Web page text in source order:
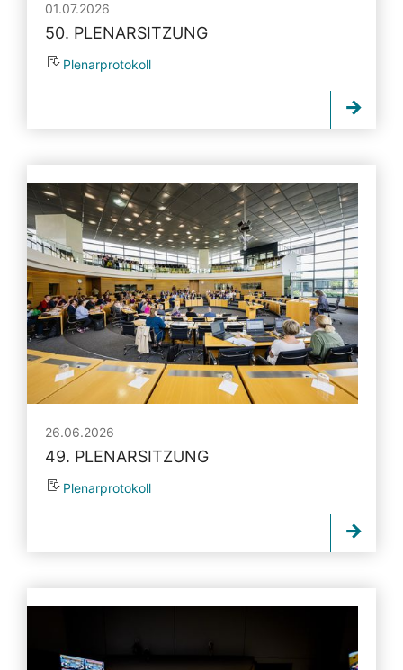
01.07.2026
50. PLENARSITZUNG
Plenarprotokoll
26.06.2026
49. PLENARSITZUNG
Plenarprotokoll